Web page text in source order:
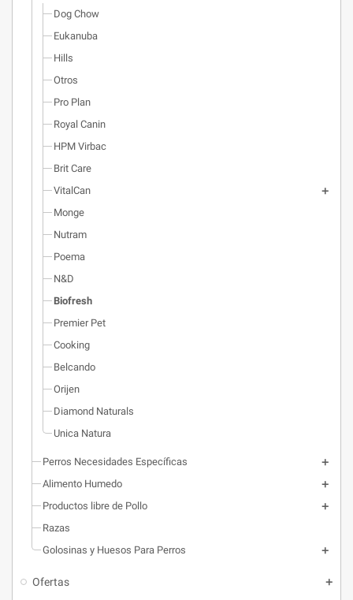
Dog Chow
Eukanuba
Hills
Otros
Pro Plan
Royal Canin
HPM Virbac
Brit Care
VitalCan
Monge
Nutram
Poema
N&D
Biofresh
Premier Pet
Cooking
Belcando
Orijen
Diamond Naturals
Unica Natura
Perros Necesidades Específicas
Alimento Humedo
Productos libre de Pollo
Razas
Golosinas y Huesos Para Perros
Ofertas